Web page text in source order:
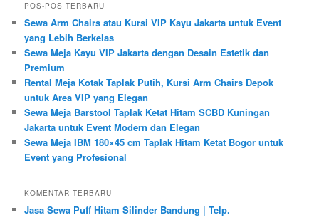
POS-POS TERBARU
Sewa Arm Chairs atau Kursi VIP Kayu Jakarta untuk Event
yang Lebih Berkelas
Sewa Meja Kayu VIP Jakarta dengan Desain Estetik dan
Premium
Rental Meja Kotak Taplak Putih, Kursi Arm Chairs Depok
untuk Area VIP yang Elegan
Sewa Meja Barstool Taplak Ketat Hitam SCBD Kuningan
Jakarta untuk Event Modern dan Elegan
Sewa Meja IBM 180×45 cm Taplak Hitam Ketat Bogor untuk
Event yang Profesional
KOMENTAR TERBARU
Jasa Sewa Puff Hitam Silinder Bandung | Telp.